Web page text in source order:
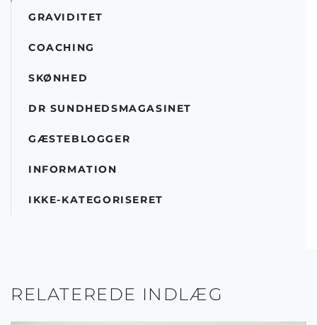
GRAVIDITET
COACHING
SKØNHED
DR SUNDHEDSMAGASINET
GÆSTEBLOGGER
INFORMATION
IKKE-KATEGORISERET
RELATEREDE INDLÆG